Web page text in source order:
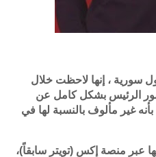
سورية ، إنها لاحظت خلال
صور الرئيس بشكل كامل عن
غير مألوف بالنسبة لها في
عبر منصة إكس (تويتر سابقاً)،